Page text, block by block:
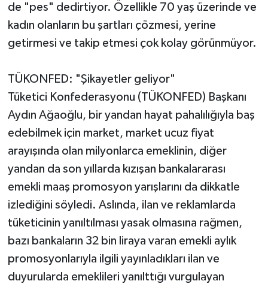
de "pes" dedirtiyor. Özellikle 70 yaş üzerinde ve
kadın olanların bu şartları çözmesi, yerine
getirmesi ve takip etmesi çok kolay görünmüyor.
TÜKONFED: "Şikayetler geliyor"
Tüketici Konfederasyonu (TÜKONFED) Başkanı
Aydın Ağaoğlu, bir yandan hayat pahalılığıyla baş
edebilmek için market, market ucuz fiyat
arayışında olan milyonlarca emeklinin, diğer
yandan da son yıllarda kızışan bankalararası
emekli maaş promosyon yarışlarını da dikkatle
izlediğini söyledi. Aslında, ilan ve reklamlarda
tüketicinin yanıltılması yasak olmasına rağmen,
bazı bankaların 32 bin liraya varan emekli aylık
promosyonlarıyla ilgili yayınladıkları ilan ve
duyurularda emeklileri yanılttığı vurgulayan